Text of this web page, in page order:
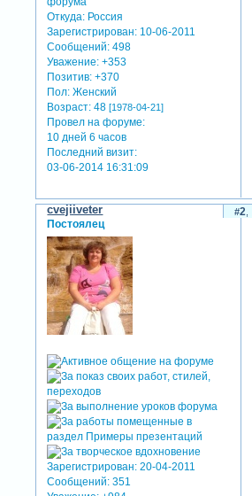
Откуда: Россия
Зарегистрирован: 10-06-2011
Сообщений: 498
Уважение: +353
Позитив: +370
Пол: Женский
Возраст: 48[1978-04-21]
Провел на форуме:
10 дней 6 часов
Последний визит:
03-06-2014 16:31:09
2
cvejiiveter
Постоялец
Зарегистрирован: 20-04-2011
Сообщений: 351